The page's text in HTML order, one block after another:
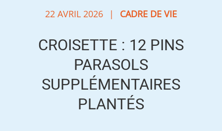
22 AVRIL 2026 | CADRE DE VIE
CROISETTE : 12 PINS
PARASOLS
SUPPLÉMENTAIRES
PLANTÉS